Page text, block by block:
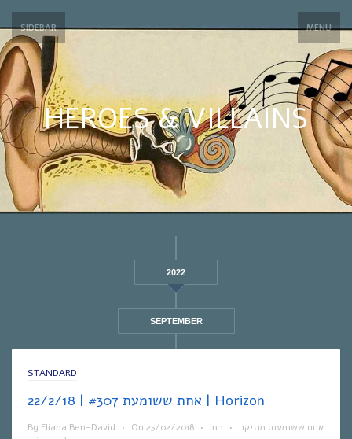
SIDEBAR MENU
HEROES & VILLAINS
2022
SEPTEMBER
STANDARD
אחת ששומעת #307 | 22/2/18 | Horizon
By Eliana Ben-David • On 25/02/2018 • In אחת ששומעת, מוזיקה •
1